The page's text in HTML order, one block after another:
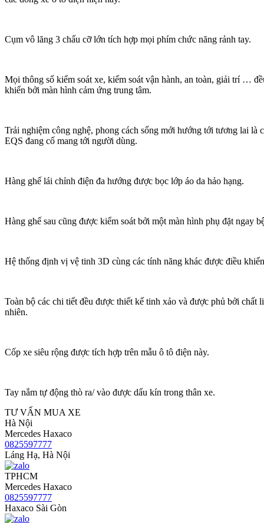
Cụm vô lăng 3 chấu cỡ lớn tích hợp mọi phím chức năng rảnh tay.
Mọi thông số kiểm soát xe, kiểm soát vận hành, an toàn, giải trí …
khiển bởi màn hình cảm ứng trung tâm.
Trải nghiệm công nghệ, phong cách sống mới hướng tới tương lai là
EQS đang cố mang tới người dùng.
Hàng ghế lái chỉnh điện đa hướng được bọc lớp áo da hảo hạng.
Hàng ghế sau cũng được kiểm soát bởi một màn hình phụ đặt ngay
Hệ thống định vị vệ tinh 3D cùng các tính năng khác được điều
Toàn bộ các chi tiết đều được thiết kế tinh xảo và được phủ bởi chất
nhiên.
Cốp xe siêu rộng được tích hợp trên mẫu ô tô điện này.
Tay nắm tự động thò ra/ vào được dấu kín trong thân xe.
TƯ VẤN MUA XE
Hà Nội
Mercedes Haxaco
0825597777
Láng Hạ, Hà Nội
TPHCM
Mercedes Haxaco
0825597777
Haxaco Sài Gòn